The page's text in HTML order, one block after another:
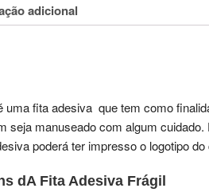
adicional
uma fita adesiva que tem como
seja manuseado com algum
poderá ter impresso o logotipo
dA Fita Adesiva Frágil